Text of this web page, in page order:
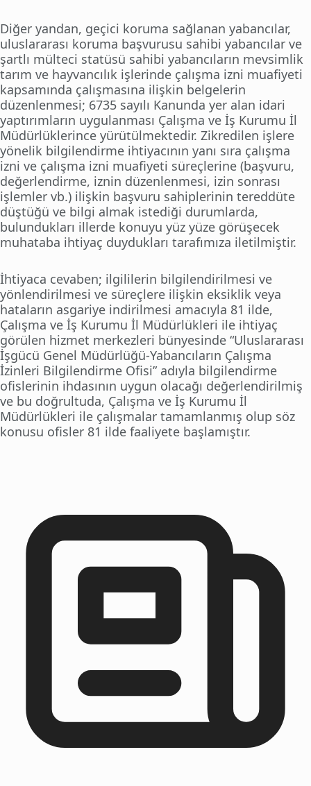
Diğer yandan, geçici koruma sağlanan yabancılar,
uluslararası koruma başvurusu sahibi yabancılar ve
şartlı mülteci statüsü sahibi yabancıların mevsimlik
tarım ve hayvancılık işlerinde çalışma izni muafiyeti
kapsamında çalışmasına ilişkin belgelerin
düzenlenmesi; 6735 sayılı Kanunda yer alan idari
yaptırımların uygulanması Çalışma ve İş Kurumu İl
Müdürlüklerince yürütülmektedir. Zikredilen işlere
yönelik bilgilendirme ihtiyacının yanı sıra çalışma
izni ve çalışma izni muafiyeti süreçlerine (başvuru,
değerlendirme, iznin düzenlenmesi, izin sonrası
işlemler vb.) ilişkin başvuru sahiplerinin tereddüte
düştüğü ve bilgi almak istediği durumlarda,
bulundukları illerde konuyu yüz yüze görüşecek
muhataba ihtiyaç duydukları tarafımıza iletilmiştir.
İhtiyaca cevaben; ilgililerin bilgilendirilmesi ve
yönlendirilmesi ve süreçlere ilişkin eksiklik veya
hataların asgariye indirilmesi amacıyla 81 ilde,
Çalışma ve İş Kurumu İl Müdürlükleri ile ihtiyaç
görülen hizmet merkezleri bünyesinde “Uluslararası
İşgücü Genel Müdürlüğü-Yabancıların Çalışma
İzinleri Bilgilendirme Ofisi” adıyla bilgilendirme
ofislerinin ihdasının uygun olacağı değerlendirilmiş
ve bu doğrultuda, Çalışma ve İş Kurumu İl
Müdürlükleri ile çalışmalar tamamlanmış olup söz
konusu ofisler 81 ilde faaliyete başlamıştır.